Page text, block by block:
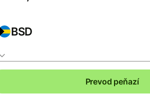
BSD
Prevod peňazí